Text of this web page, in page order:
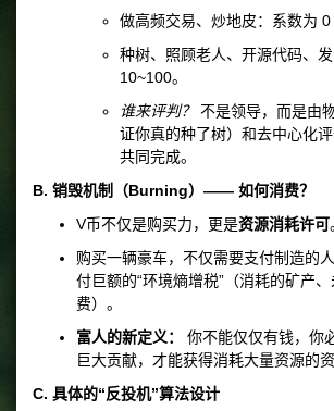
做高频交易、炒地皮：系数为 0
种树、照顾老人、开源代码、
10~100。
谁来评判？ 不是领导，而是由
证你真的种了树）和去中心化评
共同完成。
B. 销毁机制（Burning）—— 如何消费？
V币不仅是购买力，更是资源消耗许可
购买一辆豪车，不仅需要支付制造的
付巨额的“环境熵增税”（消耗的矿产
费）。
富人的新定义：
你不能仅仅有钱，你
巨大贡献，才能获得消耗大量资源的资
C. 具体的“反投机”算法设计